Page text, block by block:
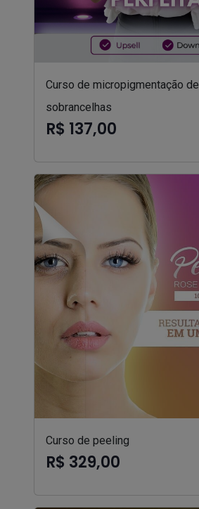
Curso de micropigmentação de
sobrancelhas
R$ 137,00
Curso de peeling
R$ 329,00